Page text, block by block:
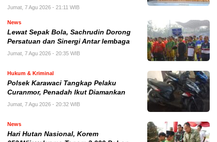
Jumat, 7 Agu 2026 - 21:11 WIB
News
Lewat Sepak Bola, Sachrudin Dorong
Persatuan dan Sinergi Antar lembaga
Jumat, 7 Agu 2026 - 20:35 WIB
Hukum & Kriminal
Polsek Karawaci Tangkap Pelaku
Curanmor, Penadah Ikut Diamankan
Jumat, 7 Agu 2026 - 20:32 WIB
News
Hari Hutan Nasional, Korem